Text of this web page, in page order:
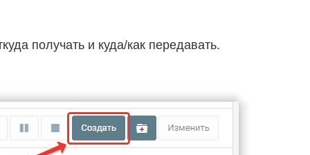
получать и куда/как передавать.